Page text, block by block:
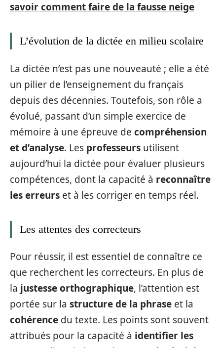
savoir comment faire de la fausse neige
L’évolution de la dictée en milieu scolaire
La dictée n’est pas une nouveauté ; elle a été
un pilier de l’enseignement du français
depuis des décennies. Toutefois, son rôle a
évolué, passant d’un simple exercice de
mémoire à une épreuve de compréhension
et d’analyse. Les professeurs utilisent
aujourd’hui la dictée pour évaluer plusieurs
compétences, dont la capacité à reconnaître
les erreurs et à les corriger en temps réel.
Les attentes des correcteurs
Pour réussir, il est essentiel de connaître ce
que recherchent les correcteurs. En plus de
la justesse orthographique, l’attention est
portée sur la structure de la phrase et la
cohérence du texte. Les points sont souvent
attribués pour la capacité à identifier les